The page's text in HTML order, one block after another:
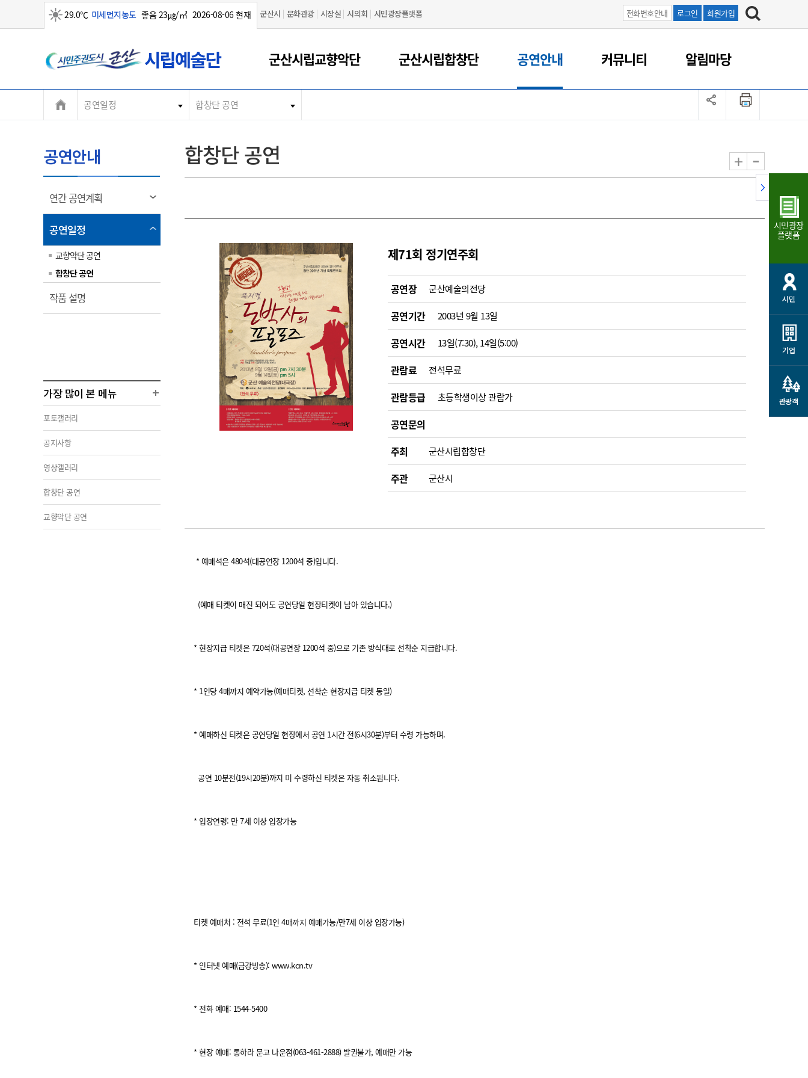
29.0℃ 미세먼지농도 좋음 23㎍/㎥ 2026-08-06 현재 군산시 문화관광 시장실 시의회 시민광장플랫폼 전화번호안내 로그인 회원가입
산
시
군산시립교향악단 군산시립합창단 공연안내 커뮤니티 알림마당
공연일정 합창단 공연
공연안내
연간 공연계획
림
공연일정
림
교향악단 공연
합창단 공연
작품 설명
림
가장 많이 본 메뉴
포토갤러리
공지사항
영상갤러리
합창단 공연
교향악단 공연
합창단 공연 + -
제71회 정기연주회
공연장 군산예술의전당
공연기간 2003년 9월 13일
공연시간 13일(7:30), 14일(5:00)
관람료 전석무료
관람등급 초등학생이상 관람가
공연문의
주최
군산시립합창단
주관 군산시
* 예매석은 480석(대공연장 1200석 중)입니다.
(예매 티켓이 매진 되어도 공연당일 현장티켓이 남아 있습니다.)
* 현장지급 티켓은 720석(대공연장 1200석 중)으로 기존 방식대로 선착순 지급합니다.
* 1인당 4매까지 예약가능(예매티켓, 선착순 현장지급 티켓 동일)
* 예매하신 티켓은 공연당일 현장에서 공연 1시간 전(6시30분)부터 수령 가능하며.
공연 10분전(19시20분)까지 미 수령하신 티켓은 자동 취소됩니다.
* 입장연령: 만 7세 이상 입장가능
티켓 예매처 : 전석 무료(1인 4매까지 예매가능/만7세 이상 입장가능)
* 인터넷 예매(금강방송): www.kcn.tv
* 전화 예매: 1544-5400
* 현장 예매: 통하라 문고 나운점(063-461-2888) 발권불가, 예매만 가능
시민광장
플랫폼
시민
기업
관광객